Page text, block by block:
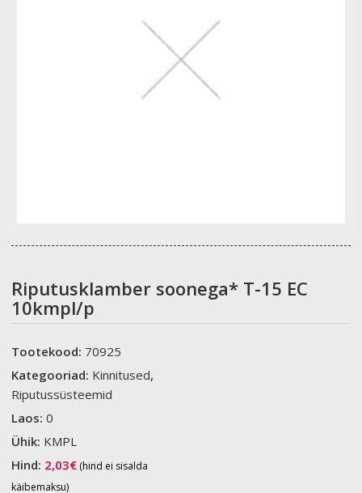
Riputusklamber soonega* T-15 EC
10kmpl/p
Tootekood: 70925
Kategooriad: Kinnitused,
Riputussüsteemid
Laos:0
Ühik: KMPL
Hind: 2,03€ (hind ei sisalda
käibemaksu)